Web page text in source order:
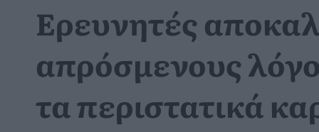
Ερευνητές
απρόσμενους
τα περιστατικά